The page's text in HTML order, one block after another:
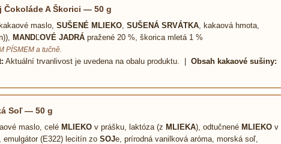
Čokoláde A Škorici — 50 g
maslo, SUŠENÉ MLIEKO, SUŠENÁ SRVÁTKA, kakaová hmota,
MANDĽOVÉ JADRÁpražené 20 %, škorica mletá 1 %
PÍSMEM a tučně.
Aktuální trvanlivost je uvedena na obalu produktu. | Obsah kakaové sušiny:
Soľ — 50 g
maslo, celé MLIEKOv prášku, laktóza (z MLIEKA), odtučnené MLIEKOv
(E322) lecitín zo SOJe, prírodná vanilková aróma, morská soľ,